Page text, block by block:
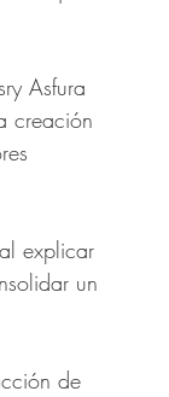
Asfura
creación
explicar
un
de